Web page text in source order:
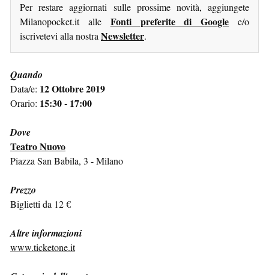
Per restare aggiornati sulle prossime novità, aggiungete
Milanopocket.it alle Fonti preferite di Google e/o
iscrivetevi alla nostra Newsletter.
Quando
Data/e: 12 Ottobre 2019
Orario: 15:30 - 17:00
Dove
Teatro Nuovo
Piazza San Babila, 3 - Milano
Prezzo
Biglietti da 12 €
Altre informazioni
www.ticketone.it